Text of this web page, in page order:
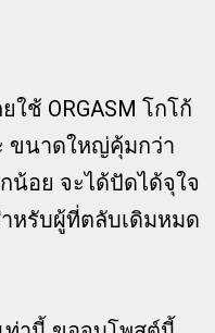
ใช้ ORGASM โกโก้
ขนาดใหญ่คุ้มกว่า
น้อย จะได้ปัดได้จุใจ
หรับผู้ที่ตลับเดิมหมด